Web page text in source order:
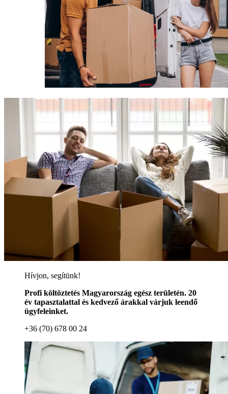
Hívjon, segítünk!
Profi költöztetés Magyarország egész területén. 20
év tapasztalattal és kedvező árakkal várjuk leendő
ügyfeleinket.
+36 (70) 678 00 24